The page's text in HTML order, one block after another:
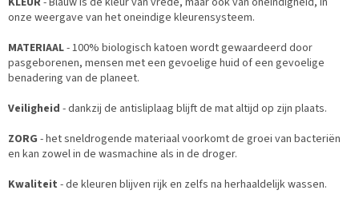
onze weergave van het oneindige kleurensysteem.
MATERIAAL- 100% biologisch katoen wordt gewaardeerd door
pasgeborenen, mensen met een gevoelige huid of een gevoelige
benadering van de planeet.
Veiligheid - dankzij de antisliplaag blijft de mat altijd op zijn plaats.
ZORG - het sneldrogende materiaal voorkomt de groei van bacteriën
en kan zowel in de wasmachine als in de droger.
Kwaliteit - de kleuren blijven rijk en zelfs na herhaaldelijk wassen.